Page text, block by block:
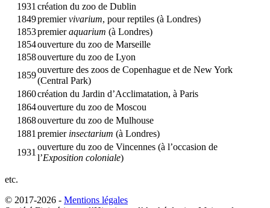
1931 création du zoo de Dublin
1849premiervivarium, pour reptiles (à Londres)
1853premieraquarium (à Londres)
1854ouverture du zoo de Marseille
1858ouverture du zoo de Lyon
1859
ouverture des zoos de Copenhague et de New York
(Central Park)
1860création du Jardin d’Acclimatation, à Paris
1864ouverture du zoo de Moscou
1868ouverture du zoo de Mulhouse
1881 premier insectarium (à Londres)
1931
ouverture du zoo de Vincennes (à l’occasion de
l’Exposition coloniale)
etc.
© 2017-2026 - Mentions légales